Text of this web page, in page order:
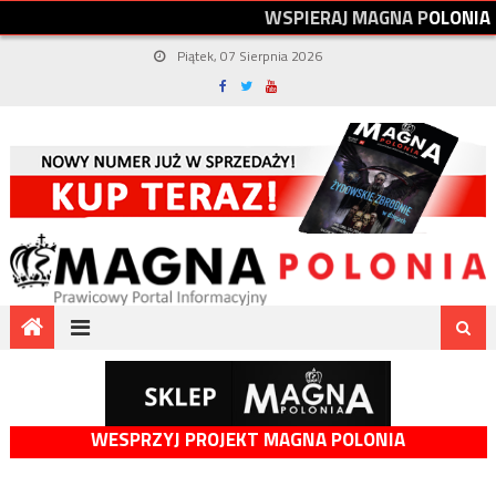
WSPIERAJMAGNAPOLONIA
Piątek, 07 Sierpnia 2026
WESPRZYJ PROJEKT MAGNA POLONIA